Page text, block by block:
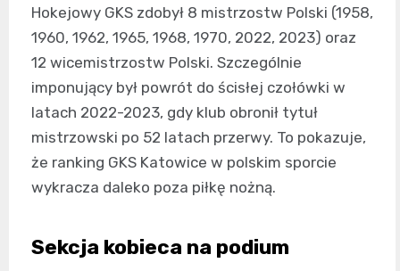
Hokejowy GKS zdobył 8 mistrzostw Polski (1958,
1960, 1962, 1965, 1968, 1970, 2022, 2023) oraz
12 wicemistrzostw Polski. Szczególnie
imponujący był powrót do ścisłej czołówki w
latach 2022-2023, gdy klub obronił tytuł
mistrzowski po 52 latach przerwy. To pokazuje,
że ranking GKS Katowice w polskim sporcie
wykracza daleko poza piłkę nożną.
Sekcja kobieca na podium